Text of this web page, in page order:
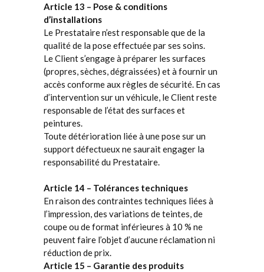
Article 13 – Pose & conditions
d’installations
Le Prestataire n’est responsable que de la
qualité de la pose effectuée par ses soins.
Le Client s’engage à préparer les surfaces
(propres, sèches, dégraissées) et à fournir un
accès conforme aux règles de sécurité. En cas
d’intervention sur un véhicule, le Client reste
responsable de l’état des surfaces et
peintures.
Toute détérioration liée à une pose sur un
support défectueux ne saurait engager la
responsabilité du Prestataire.
Article 14 – Tolérances techniques
En raison des contraintes techniques liées à
l’impression, des variations de teintes, de
coupe ou de format inférieures à 10 % ne
peuvent faire l’objet d’aucune réclamation ni
réduction de prix.
Article 15 – Garantie des produits